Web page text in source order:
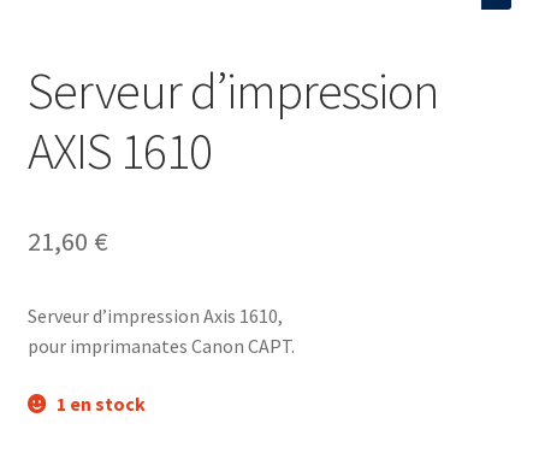
Serveur d’impression
AXIS 1610
21,60 €
Serveur d’impression Axis 1610,
pour imprimanates Canon CAPT.
1 en stock